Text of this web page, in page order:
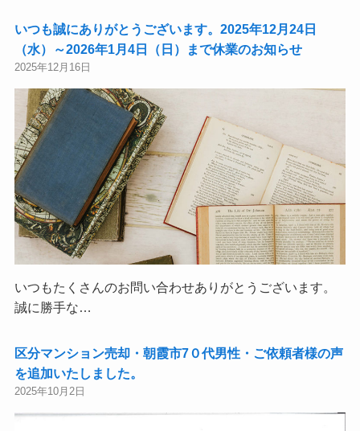
いつも誠にありがとうございます。2025年12月24日
（水）～2026年1月4日（日）まで休業のお知らせ
2025年12月16日
いつもたくさんのお問い合わせありがとうございます。
誠に勝手な…
区分マンション売却・朝霞市7０代男性・ご依頼者様の声
を追加いたしました。
2025年10月2日